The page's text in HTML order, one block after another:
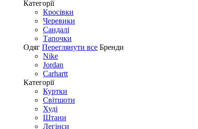
Категорії
Кросівки
Черевики
Сандалі
Tапочки
Одяг Переглянути все Бренди
Nike
Jordan
Carhartt
Категорії
Куртки
Світшоти
Худі
Штани
Легінси